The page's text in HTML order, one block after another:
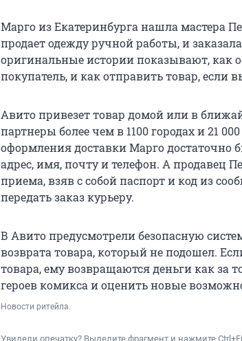
Марго из Екатеринбурга нашла мастера
продает одежду ручной работы, и
оригинальные истории показывают, как
покупатель, и как отправить товар, если
Авито привезет товар домой или в
партнеры более чем в 1100 городах и 21
оформления доставки Марго достаточно
адрес, имя, почту и телефон. А продавец
приема, взяв с собой паспорт и код из
передать заказ курьеру.
В Авито предусмотрели безопасную
возврата товара, который не подошел.
товара, ему возвращаются деньги как за
героев комикса и оценить новые
Новости ритейла.
Увидели опечатку? Выделите фрагмент и нажмите